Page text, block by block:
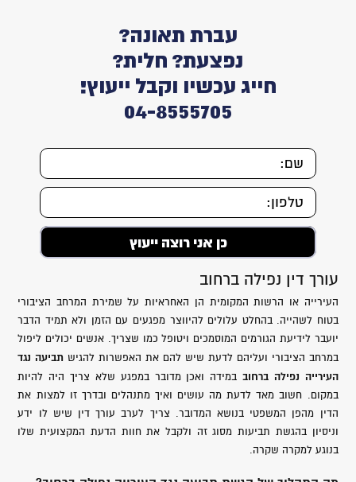
עברת תאונה?
נפצעת? חלית?
חייג עכשיו וקבל ייעוץ!
04-8555705
עורך דין נפילה ברחוב
העירייה או הרשות המקומית הן האחראיות על שמירת המרחב הציבורי
בטוח לשהייה. בהחלט עלולים להיווצר מפגעים עם הזמן ולא תמיד הדבר
יועבר לידיעת הגורמים המוסמכים ויטופל כמו שצריך. אנשים יכולים ליפול
במרחב הציבורי ועליהם לדעת שיש להם את האפשרות להגיש תביעה נגד
העירייה נפילה ברחוב במידה ואכן מדובר במפגע שלא צריך היה להיות
במקום. חשוב מאד לדעת מה עושים ואיך מתנהלים ובדרך זו למצות את
הדין מהפן המשפטי בנושא המדובר. צריך לערב עורך דין שיש לו ידע
וניסיון בהגשת תביעות מסוג זה ולקבל את חוות הדעת המקצועית שלו
בנוגע למקרה שקרה.